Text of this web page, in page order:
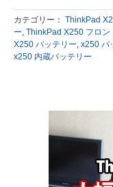
カテゴリー： ThinkPad
ー, ThinkPad X250 フロン
X250 バッテリー, x250 バ
x250 内蔵バッテリー